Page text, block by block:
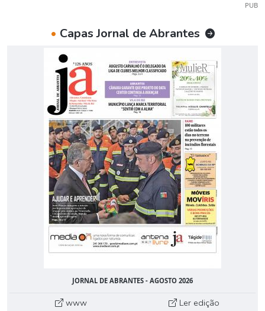
PUB
• Capas Jornal de Abrantes
JORNAL DE ABRANTES - AGOSTO 2026
www Ler edição